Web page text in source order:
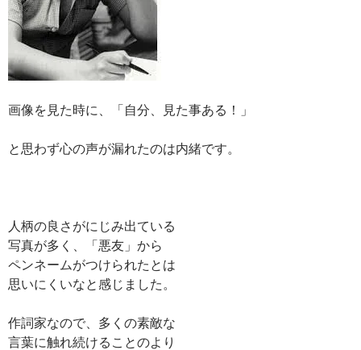
画像を見た時に、「自分、見た事ある！」
と思わず心の声が漏れたのは内緒です。
人柄の良さがにじみ出ている
写真が多く、「悪友」から
ペンネームがつけられたとは
思いにくいなと感じました。
作詞家なので、多くの素敵な
言葉に触れ続けることのより